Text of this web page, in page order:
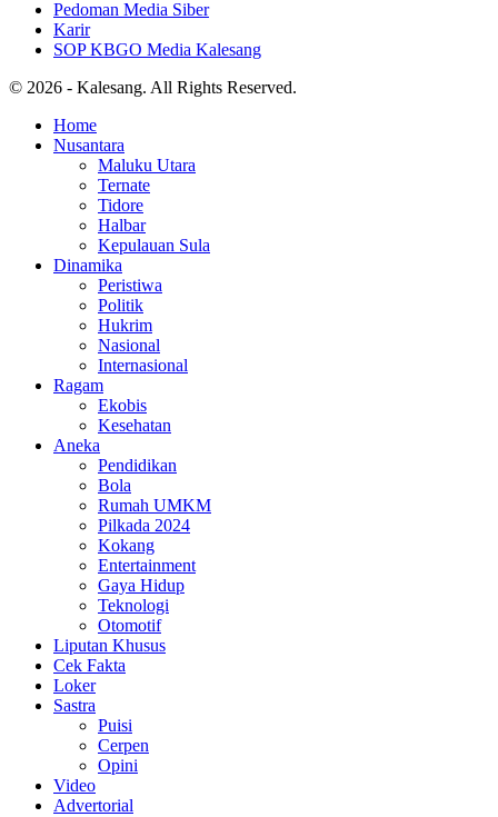
Pedoman Media Siber
Karir
SOP KBGO Media Kalesang
© 2026 - Kalesang. All Rights Reserved.
Home
Nusantara
Maluku Utara
Ternate
Tidore
Halbar
Kepulauan Sula
Dinamika
Peristiwa
Politik
Hukrim
Nasional
Internasional
Ragam
Ekobis
Kesehatan
Aneka
Pendidikan
Bola
Rumah UMKM
Pilkada 2024
Kokang
Entertainment
Gaya Hidup
Teknologi
Otomotif
Liputan Khusus
Cek Fakta
Loker
Sastra
Puisi
Cerpen
Opini
Video
Advertorial